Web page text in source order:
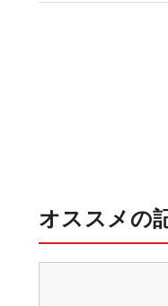
オススメの